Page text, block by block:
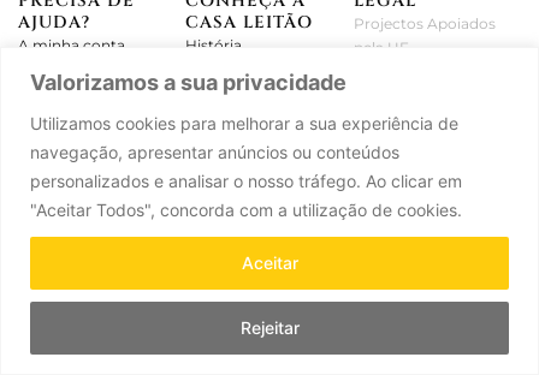
Valorizamos a sua privacidade
Utilizamos cookies para melhorar a sua experiência de
navegação, apresentar anúncios ou conteúdos
personalizados e analisar o nosso tráfego. Ao clicar em
"Aceitar Todos", concorda com a utilização de cookies.
Rejeitar
Aceitar
AJUDA?
A minha conta
Cuidado com as Peças
Perguntas Frequentes
Contacte-nos
Carreiras
CASA LEITÃO
História
Atelier
Journal
Projectos Apoiados
pela UE
Livro de Reclamações
Leitão & Irmão, 2026. Todos os direitos reservados.